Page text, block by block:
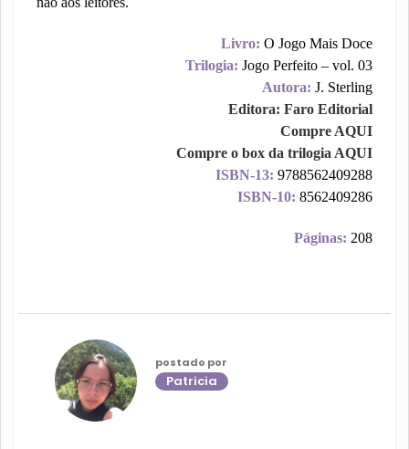
Livro: O Jogo Mais Doce
Trilogia: Jogo Perfeito – vol. 03
Autora: J. Sterling
Editora: Faro Editorial
Compre AQUI
Compre o box da trilogia AQUI
ISBN-13: 9788562409288
ISBN-10: 8562409286
Páginas: 208
postado por
Patricia